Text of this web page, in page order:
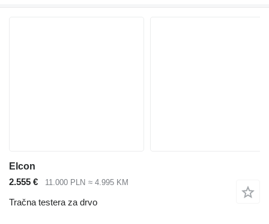
Elcon
2.555 €
11.000 PLN ≈ 4.995 KM
Tračna testera za drvo